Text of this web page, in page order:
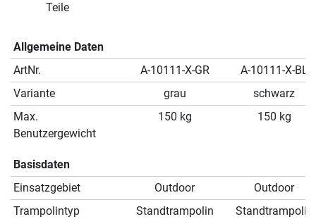
Teile
Allgemeine Daten
ArtNr.
A-10111-X-GR
A-10111-X-BL
Variante
grau
schwarz
Max.
Benutzergewicht
150 kg 150 kg
Basisdaten
Einsatzgebiet
Outdoor
Outdoor
Trampolintyp
Standtrampolin
Standtrampolin